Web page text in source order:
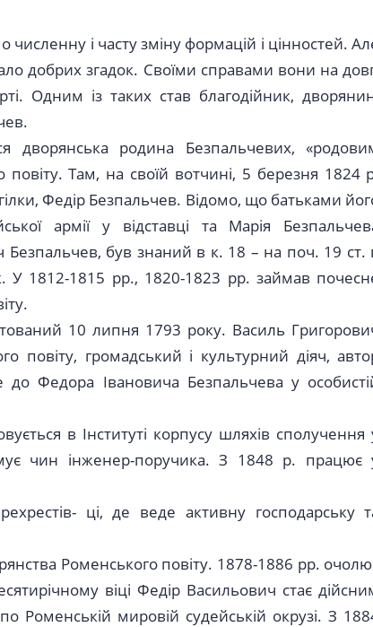
численну і часту зміну формацій і цінностей.
добрих згадок. Своїми справами вони на
Одним із таких став благодійник,
дворянська родина Безпальчевих,
повіту. Там, на своїй вотчині, 5 березня 1824
Федір Безпальчев. Відомо, що батьками
армії у відставці та Марія
був знаний в к. 18 – на поч. 19 ст.
У 1812-1815 рр., 1820-1823 рр. займав
10 липня 1793 року. Василь
повіту, громадський і культурний діяч,
Федора Івановича Безпальчева у
в Інституті корпусу шляхів сполучення
чин інженер-поручика. З 1848 р. працює
ці, де веде активну господарську
Роменського повіту. 1878-1886 рр.
віці Федір Васильович стає
мировій судейській окрузі. З